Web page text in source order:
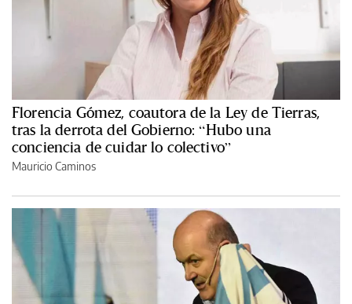
Florencia Gómez, coautora de la Ley de Tierras,
tras la derrota del Gobierno: “Hubo una
conciencia de cuidar lo colectivo”
Mauricio Caminos